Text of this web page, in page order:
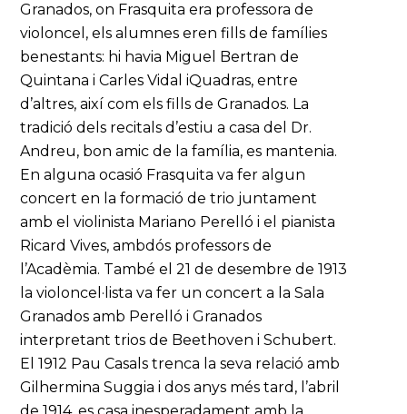
Granados, on Frasquita era professora de
violoncel, els alumnes eren fills de famílies
benestants: hi havia Miguel Bertran de
Quintana i Carles Vidal iQuadras, entre
d’altres, així com els fills de Granados. La
tradició dels recitals d’estiu a casa del Dr.
Andreu, bon amic de la família, es mantenia.
En alguna ocasió Frasquita va fer algun
concert en la formació de trio juntament
amb el violinista Mariano Perelló i el pianista
Ricard Vives, ambdós professors de
l’Acadèmia. També el 21 de desembre de 1913
la violoncel·lista va fer un concert a la Sala
Granados amb Perelló i Granados
interpretant trios de Beethoven i Schubert.
El 1912 Pau Casals trenca la seva relació amb
Gilhermina Suggia i dos anys més tard, l’abril